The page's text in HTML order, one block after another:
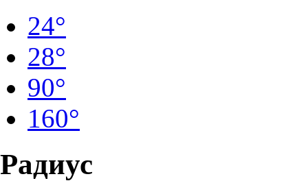
24°
28°
90°
160°
Радиус